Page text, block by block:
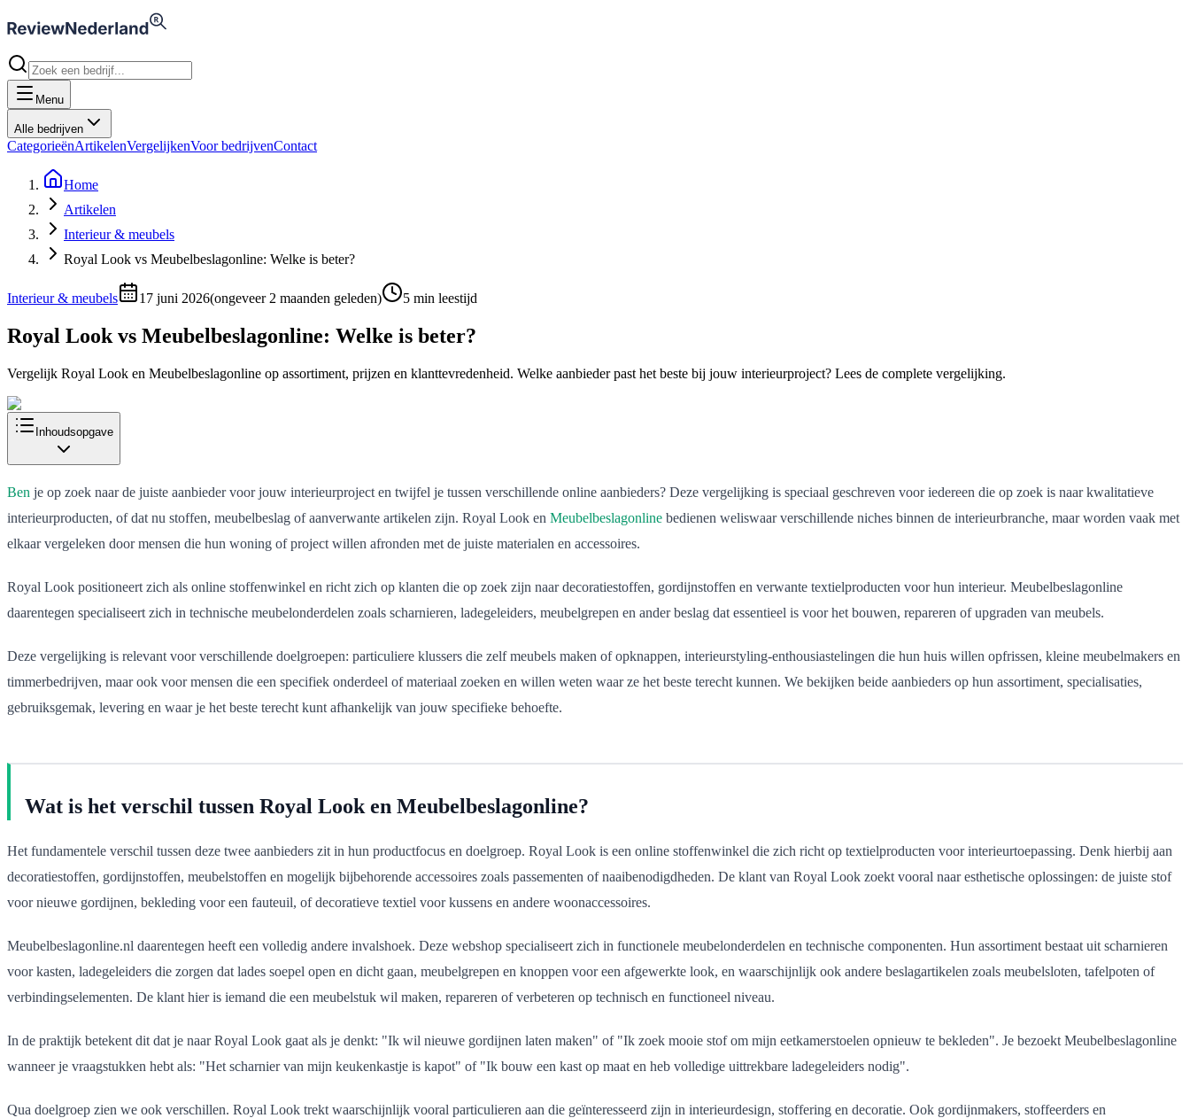
Menu
Alle bedrijven
CategorieënArtikelenVergelijkenVoor bedrijvenContact
Home
Artikelen
Interieur & meubels
Royal Look vs Meubelbeslagonline: Welke is beter?
Interieur & meubels 17 juni 2026(ongeveer 2 maanden geleden) 5 min leestijd
Royal Look vs Meubelbeslagonline: Welke is beter?
Vergelijk Royal Look en Meubelbeslagonline op assortiment, prijzen en klanttevredenheid. Welke aanbieder past het beste bij jouw interieurproject? Lees de complete vergelijking.
Inhoudsopgave
Ben je op zoek naar de juiste aanbieder voor jouw interieurproject en twijfel je tussen verschillende online aanbieders? Deze vergelijking is speciaal geschreven voor iedereen die op zoek is naar kwalitatieve
interieurproducten, of dat nu stoffen, meubelbeslag of aanverwante artikelen zijn. Royal Look en Meubelbeslagonline bedienen weliswaar verschillende niches binnen de interieurbranche, maar worden vaak met
elkaar vergeleken door mensen die hun woning of project willen afronden met de juiste materialen en accessoires.
Royal Look positioneert zich als online stoffenwinkel en richt zich op klanten die op zoek zijn naar decoratiestoffen, gordijnstoffen en verwante textielproducten voor hun interieur. Meubelbeslagonline
daarentegen specialiseert zich in technische meubelonderdelen zoals scharnieren, ladegeleiders, meubelgrepen en ander beslag dat essentieel is voor het bouwen, repareren of upgraden van meubels.
Deze vergelijking is relevant voor verschillende doelgroepen: particuliere klussers die zelf meubels maken of opknappen, interieurstyling-enthousiastelingen die hun huis willen opfrissen, kleine meubelmakers en
timmerbedrijven, maar ook voor mensen die een specifiek onderdeel of materiaal zoeken en willen weten waar ze het beste terecht kunnen. We bekijken beide aanbieders op hun assortiment, specialisaties,
gebruiksgemak, levering en waar je het beste terecht kunt afhankelijk van jouw specifieke behoefte.
Wat is het verschil tussen Royal Look en Meubelbeslagonline?
Het fundamentele verschil tussen deze twee aanbieders zit in hun productfocus en doelgroep. Royal Look is een online stoffenwinkel die zich richt op textielproducten voor interieurtoepassing. Denk hierbij aan
decoratiestoffen, gordijnstoffen, meubelstoffen en mogelijk bijbehorende accessoires zoals passementen of naaibenodigdheden. De klant van Royal Look zoekt vooral naar esthetische oplossingen: de juiste stof
voor nieuwe gordijnen, bekleding voor een fauteuil, of decoratieve textiel voor kussens en andere woonaccessoires.
Meubelbeslagonline.nl daarentegen heeft een volledig andere invalshoek. Deze webshop specialiseert zich in functionele meubelonderdelen en technische componenten. Hun assortiment bestaat uit scharnieren
voor kasten, ladegeleiders die zorgen dat lades soepel open en dicht gaan, meubelgrepen en knoppen voor een afgewerkte look, en waarschijnlijk ook andere beslagartikelen zoals meubelsloten, tafelpoten of
verbindingselementen. De klant hier is iemand die een meubelstuk wil maken, repareren of verbeteren op technisch en functioneel niveau.
In de praktijk betekent dit dat je naar Royal Look gaat als je denkt: "Ik wil nieuwe gordijnen laten maken" of "Ik zoek mooie stof om mijn eetkamerstoelen opnieuw te bekleden". Je bezoekt Meubelbeslagonline
wanneer je vraagstukken hebt als: "Het scharnier van mijn keukenkastje is kapot" of "Ik bouw een kast op maat en heb volledige uittrekbare ladegeleiders nodig".
Qua doelgroep zien we ook verschillen. Royal Look trekt waarschijnlijk vooral particulieren aan die geïnteresseerd zijn in interieurdesign, stoffering en decoratie. Ook gordijnmakers, stoffeerders en